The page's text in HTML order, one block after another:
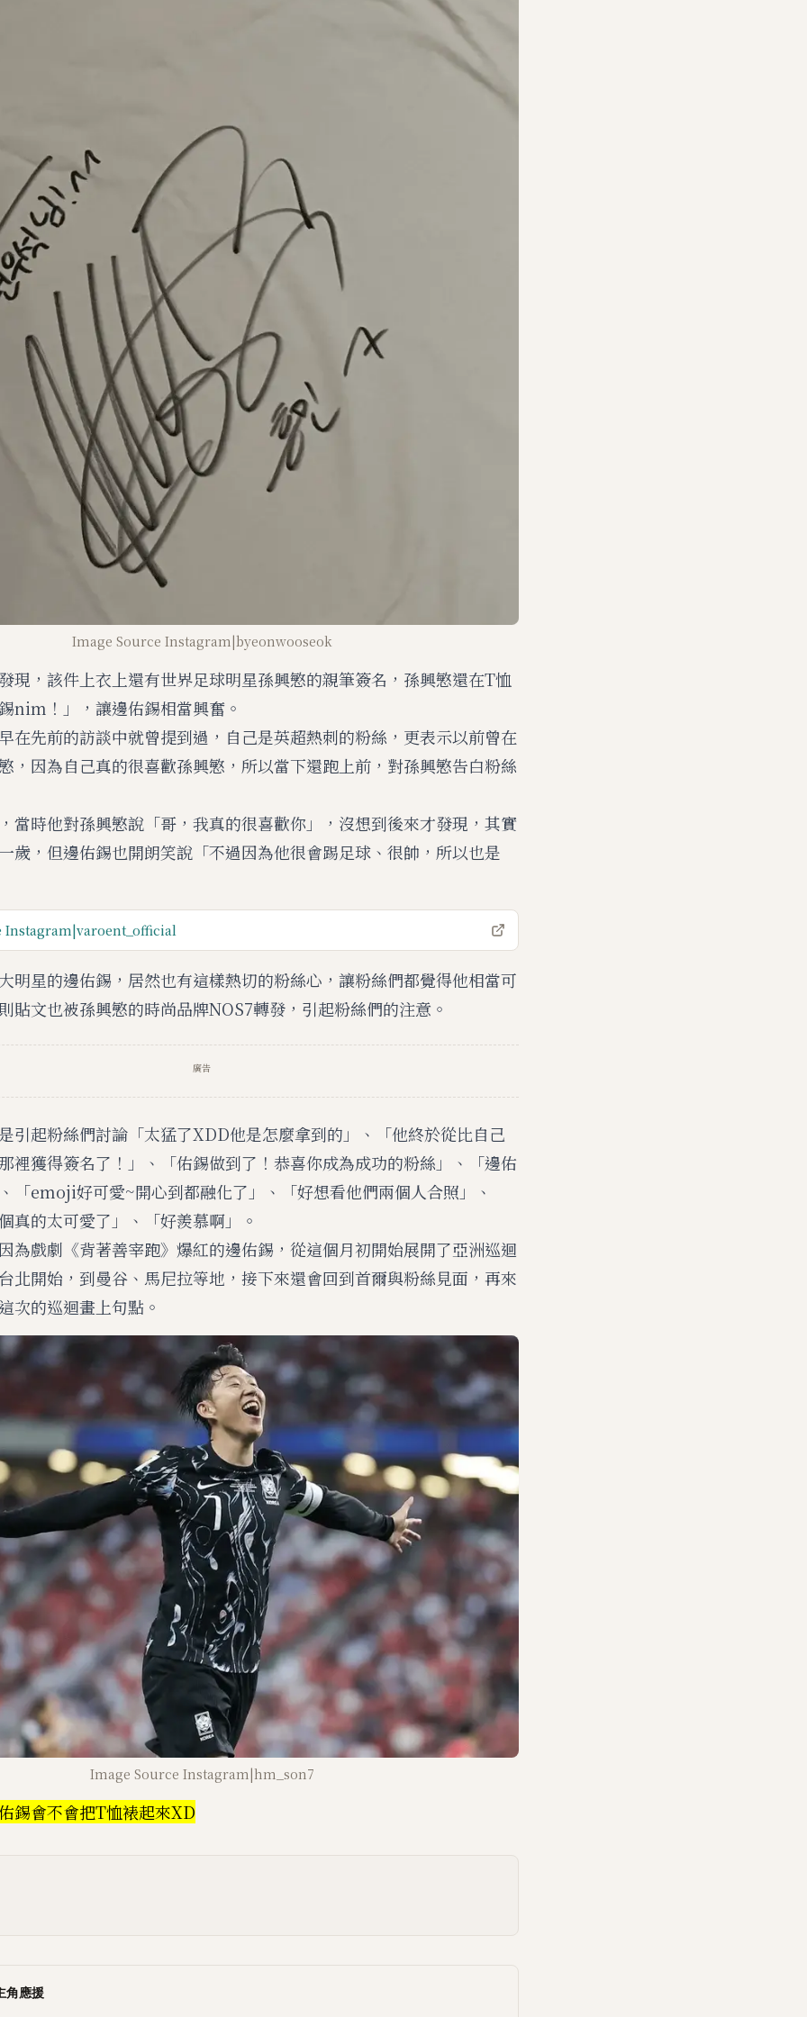
Image Source Instagram|byeonwooseok
現，該件上衣上還有世界足球明星孫興慜的親筆簽名，孫興慜還在T恤
nim！」，讓邊佑錫相當興奮。
在先前的訪談中就曾提到過，自己是英超熱刺的粉絲，更表示以前曾在
，因為自己真的很喜歡孫興慜，所以當下還跑上前，對孫興慜告白粉絲
當時他對孫興慜說「哥，我真的很喜歡你」，沒想到後來才發現，其實
歲，但邊佑錫也開朗笑說「不過因為他很會踢足球、很帥，所以也是
Instagram|varoent_official
明星的邊佑錫，居然也有這樣熱切的粉絲心，讓粉絲們都覺得他相當可
貼文也被孫興慜的時尚品牌NOS7轉發，引起粉絲們的注意。
廣告
引起粉絲們討論「太猛了XDD他是怎麼拿到的」、「他終於從比自己
裡獲得簽名了！」、「佑錫做到了！恭喜你成為成功的粉絲」、「邊佑
「emoji好可愛~開心到都融化了」、「好想看他們兩個人合照」、
真的太可愛了」、「好羨慕啊」。
為戲劇《背著善宰跑》爆紅的邊佑錫，從這個月初開始展開了亞洲巡迴
北開始，到曼谷、馬尼拉等地，接下來還會回到首爾與粉絲見面，再來
次的巡迴畫上句點。
Image Source Instagram|hm_son7
錫會不會把T恤裱起來XD
角應援